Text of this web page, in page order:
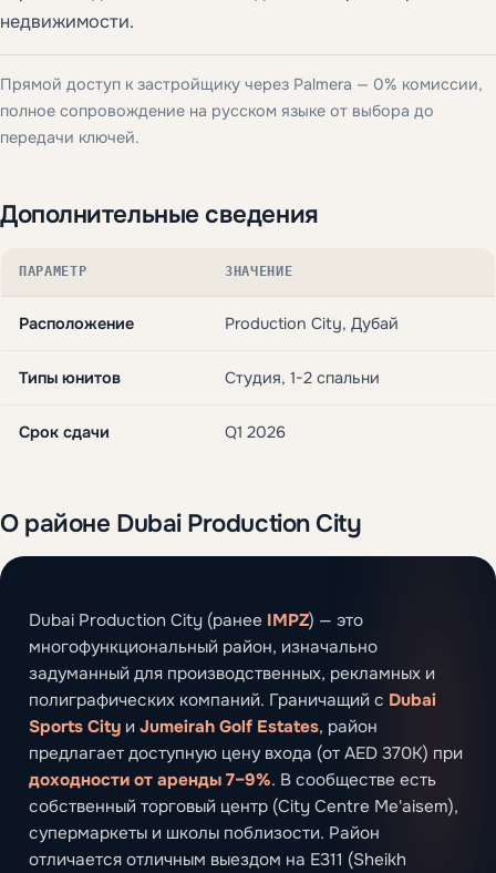
недвижимости.
Прямой доступ к застройщику через Palmera — 0% комиссии,
полное сопровождение на русском языке от выбора до
передачи ключей.
Дополнительные сведения
ПАРАМЕТР ЗНАЧЕНИЕ
Расположение Production City, Дубай
Типы юнитов Студия, 1-2 спальни
Срок сдачи Q1 2026
О районе Dubai Production City
Dubai Production City (ранее IMPZ) — это
многофункциональный район, изначально
задуманный для производственных, рекламных и
полиграфических компаний. Граничащий с Dubai
Sports City и Jumeirah Golf Estates, район
предлагает доступную цену входа (от AED 370K) при
доходности от аренды 7–9%. В сообществе есть
собственный торговый центр (City Centre Me'aisem),
супермаркеты и школы поблизости. Район
отличается отличным выездом на E311 (Sheikh